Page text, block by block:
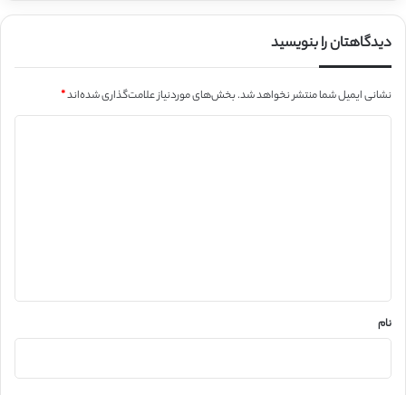
دیدگاهتان را بنویسید
نشانی ایمیل شما منتشر نخواهد شد.بخش‌های موردنیاز علامت‌گذاری شده‌اند*
نام